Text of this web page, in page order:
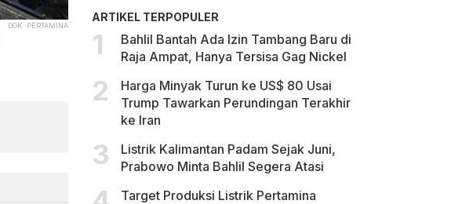
DOK. PERTAMINA
ARTIKEL TERPOPULER
Bahlil Bantah Ada Izin Tambang Baru di
Raja Ampat, Hanya Tersisa Gag Nickel
Harga Minyak Turun ke US$ 80 Usai
Trump Tawarkan Perundingan Terakhir
ke Iran
Listrik Kalimantan Padam Sejak Juni,
Prabowo Minta Bahlil Segera Atasi
Target Produksi Listrik Pertamina